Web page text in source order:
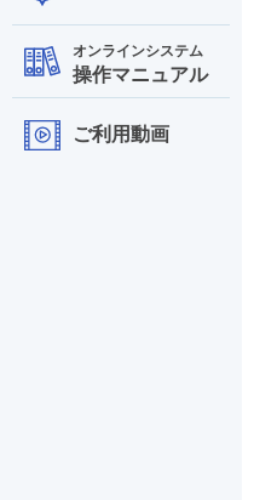
オンラインシステム
操作マニュアル
ご利用動画